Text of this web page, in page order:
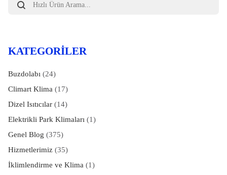
search
KATEGORILER
Buzdolabı (24)
Climart Klima (17)
Dizel Isıtıcılar(14)
Elektrikli Park Klimaları (1)
Genel Blog (375)
Hizmetlerimiz(35)
İklimlendirme ve Klima (1)